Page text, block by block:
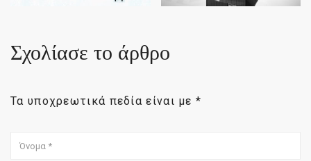
Σχολίασε το άρθρο
Τα υποχρεωτικά πεδία είναι με*